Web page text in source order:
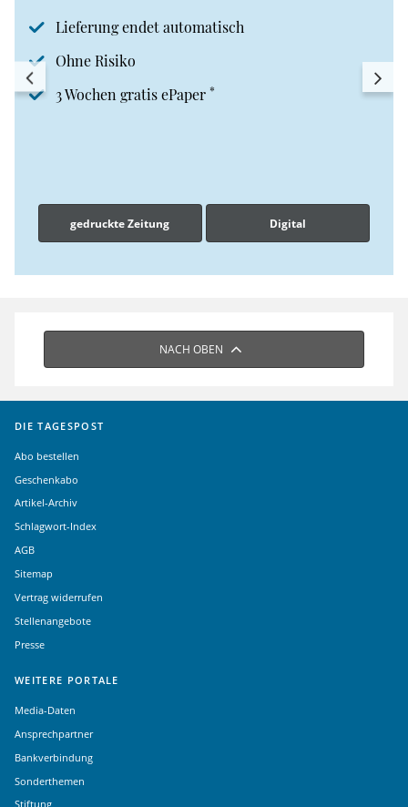
Lieferung endet automatisch
Ohne Risiko
3 Wochen gratis ePaper *
gedruckte Zeitung Digital
NACH OBEN
DIE TAGESPOST
Abo bestellen
Geschenkabo
Artikel-Archiv
Schlagwort-Index
AGB
Sitemap
Vertrag widerrufen
Stellenangebote
Presse
WEITERE PORTALE
Media-Daten
Ansprechpartner
Bankverbindung
Sonderthemen
Stiftung